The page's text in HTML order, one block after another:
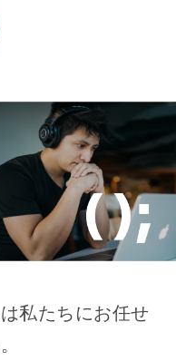
私たちにお任せ